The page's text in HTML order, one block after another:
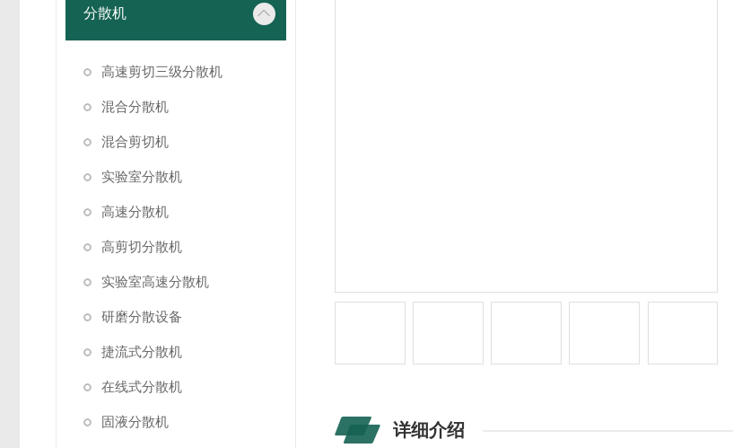
分散机
高速剪切三级分散机
混合分散机
混合剪切机
实验室分散机
高速分散机
高剪切分散机
实验室高速分散机
研磨分散设备
捷流式分散机
在线式分散机
固液分散机 详细介绍